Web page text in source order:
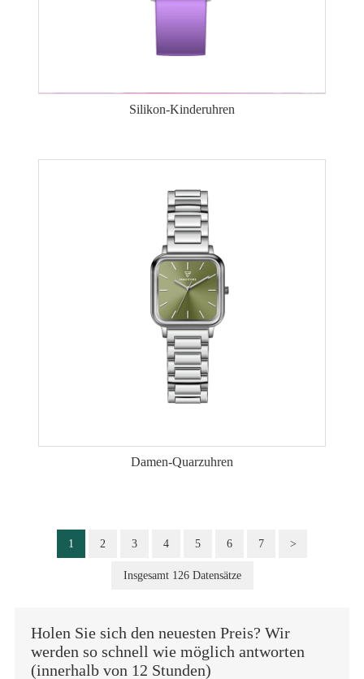
Silikon-Kinderuhren
Damen-Quarzuhren
1 2 3 4 5 6 7 >
Insgesamt 126 Datensätze
Holen Sie sich den neuesten Preis? Wir
werden so schnell wie möglich antworten
(innerhalb von 12 Stunden)